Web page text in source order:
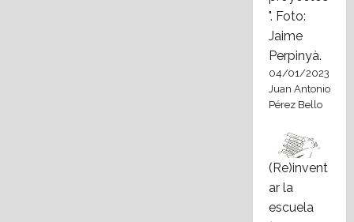
". Foto:
Jaime
Perpinyà.
04/01/2023
Juan Antonio
Pérez Bello
(Re)invent
ar la
escuela